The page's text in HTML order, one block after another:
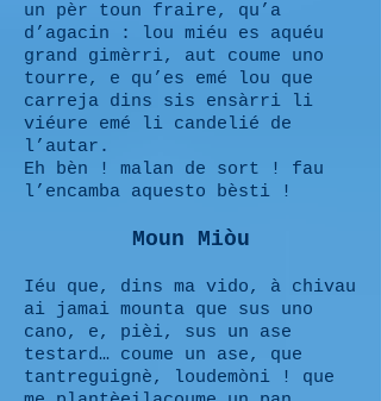
un pèr toun fraire, qu’a
d’agacin : lou miéu es aquéu
grand gimèrri, aut coume uno
tourre, e qu’es emé lou que
carreja dins sis ensàrri li
viéure emé li candelié de
l’autar.
Eh bèn ! malan de sort ! fau
l’encamba aquesto bèsti !
Moun Miòu
Iéu que, dins ma vido, à chivau
ai jamai mounta que sus uno
cano, e, pièi, sus un ase
testard… coume un ase, que
tantreguignè, loudemòni ! que